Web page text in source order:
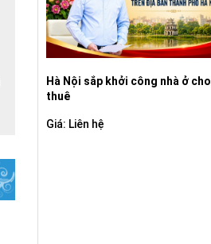
Hà Nội sắp khởi công nhà ở cho
thuê
Giá: Liên hệ